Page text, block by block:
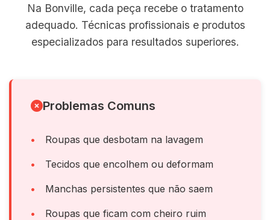
Na Bonville, cada peça recebe o tratamento
adequado. Técnicas profissionais e produtos
especializados para resultados superiores.
Problemas Comuns
Roupas que desbotam na lavagem
Tecidos que encolhem ou deformam
Manchas persistentes que não saem
Roupas que ficam com cheiro ruim